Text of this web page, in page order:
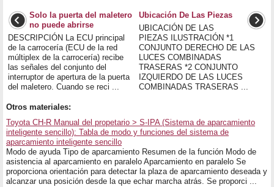
Solo la puerta del maletero
no puede abrirse
DESCRIPCIÓN La ECU principal
de la carrocería (ECU de la red
múltiplex de la carrocería) recibe
las señales del conjunto del
interruptor de apertura de la puerta
del maletero. Cuando se reci ...
Ubicación De Las Piezas
UBICACIÓN DE LAS
PIEZAS ILUSTRACIÓN *1
CONJUNTO DERECHO DE LAS
LUCES COMBINADAS
TRASERAS *2 CONJUNTO
IZQUIERDO DE LAS LUCES
COMBINADAS TRASERAS ...
Otros materiales:
Toyota CH-R Manual del propetario > S-IPA (Sistema de aparcamiento
inteligente sencillo): Tabla de modo y funciones del sistema de
aparcamiento inteligente sencillo
Modo de ayuda Tipo de aparcamiento Resumen de la función Modo de
asistencia al aparcamiento en paralelo Aparcamiento en paralelo Se
proporciona orientación para detectar la plaza de aparcamiento deseada y
alcanzar una posición desde la que echar marcha atrás. Se proporci ...